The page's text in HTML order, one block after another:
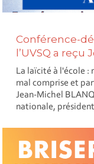
Conférence-
l’UVSQ a
La laïcité à l'école :
mal comprise et
Jean-Michel
nationale,